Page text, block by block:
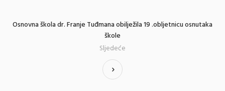
Osnovna škola dr. Franje Tuđmana obilježila 19 .obljetnicu osnutaka
škole
Sljedeće